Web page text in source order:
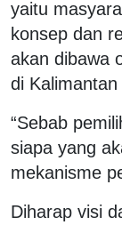
yaitu
konsep dan
akan dibawa
di Kalimantan
“Sebab
siapa yang
mekanisme
Diharap visi